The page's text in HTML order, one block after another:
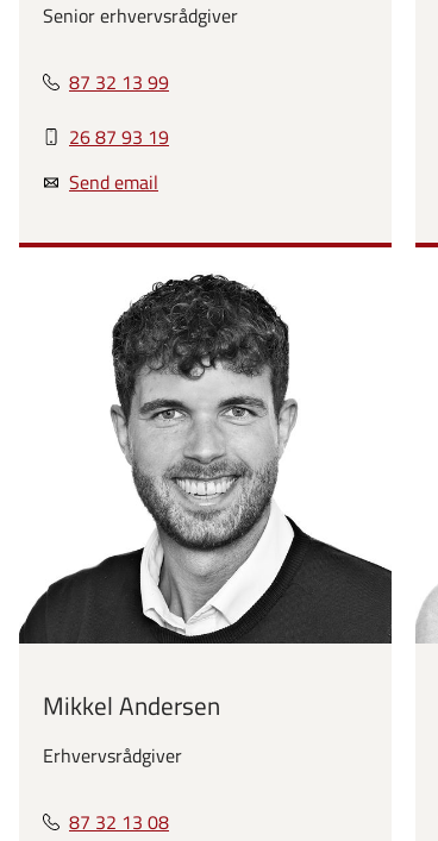
Senior erhvervsrådgiver
87 32 13 99
26 87 93 19
Send email
Mikkel Andersen
Erhvervsrådgiver
87 32 13 08